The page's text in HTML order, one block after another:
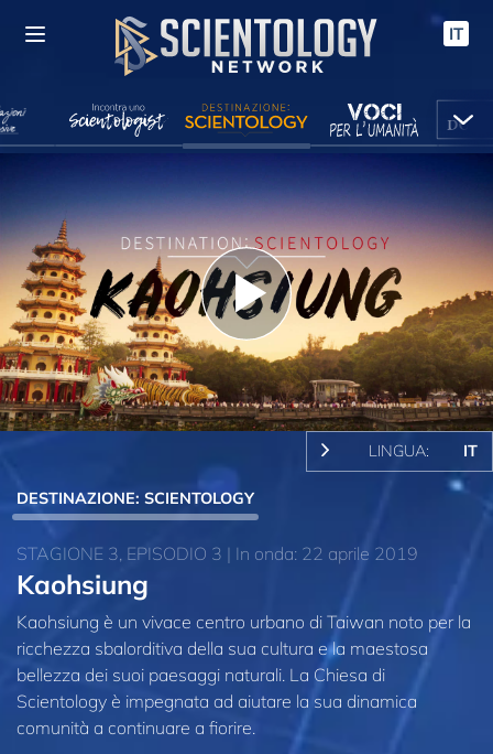
IT
Play
Video
LINGUA: IT
DESTINAZIONE: SCIENTOLOGY
STAGIONE 3, EPISODIO 3 | In onda: 22 aprile 2019
Kaohsiung
Kaohsiung è un vivace centro urbano di Taiwan noto per la
ricchezza sbalorditiva della sua cultura e la maestosa
bellezza dei suoi paesaggi naturali. La Chiesa di
Scientology è impegnata ad aiutare la sua dinamica
comunità a continuare a fiorire.